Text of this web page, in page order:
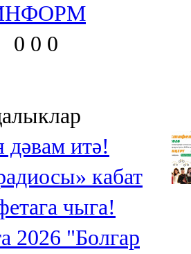
0 0 0
дәвам итә!
кабат
чыга!
2026 "Болгар